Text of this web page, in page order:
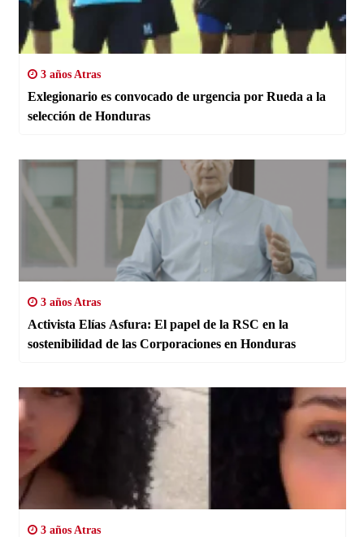
3 años Atras
Exlegionario es convocado de urgencia por Rueda a la
selección de Honduras
3 años Atras
Activista Elías Asfura: El papel de la RSC en la
sostenibilidad de las Corporaciones en Honduras
3 años Atras